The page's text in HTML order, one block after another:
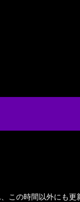
この時間以外にも